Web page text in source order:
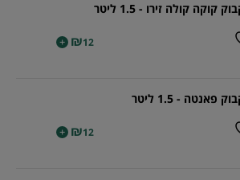
קוקה קולה זירו - 1.5 ליטר
₪12
+
פאנטה - 1.5 ליטר
₪12
+